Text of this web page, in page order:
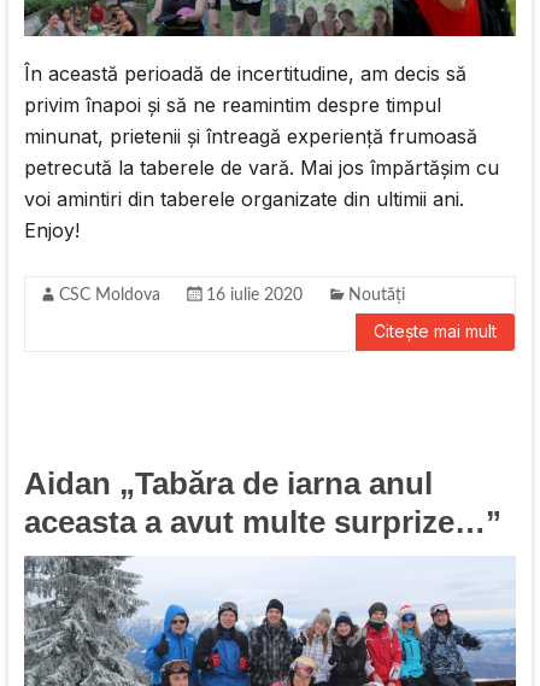
În această perioadă de incertitudine, am decis să
privim înapoi și să ne reamintim despre timpul
minunat, prietenii și întreagă experiență frumoasă
petrecută la taberele de vară. Mai jos împărtășim cu
voi amintiri din taberele organizate din ultimii ani.
Enjoy!
CSC Moldova 16 iulie 2020 Noutăți
Citește mai mult
Aidan „Tabăra de iarna anul
aceasta a avut multe surprize…”